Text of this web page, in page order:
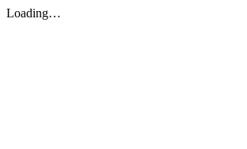
Loading…